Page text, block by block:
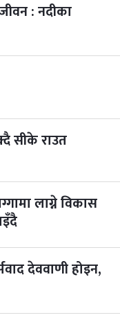
७ महिना बाँकी
: नदीका
सीके राउत
लाग्ने विकास
देववाणी होइन,